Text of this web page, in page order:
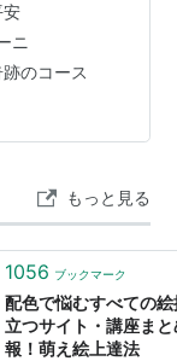
言っては歓
は大笑いし、
る。 先日、
過ぎて親から
ゃんから３万
安
ニ
跡のコース
もっと見る
1056 ブックマーク
配色で悩むすべての
立つサイト・講座ま
報！萌え絵上達法